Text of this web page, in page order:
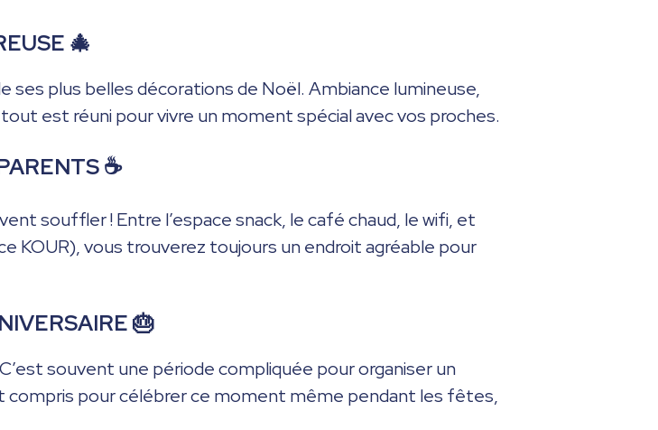
🎄
plus belles décorations de Noël. Ambiance lumineuse,
est réuni pour vivre un moment spécial avec vos proches.
☕
souffler ! Entre l’espace snack, le café chaud, le wifi, et
KOUR), vous trouverez toujours un endroit agréable pour
🎂
souvent une période compliquée pour organiser un
compris pour célébrer ce moment même pendant les fêtes,